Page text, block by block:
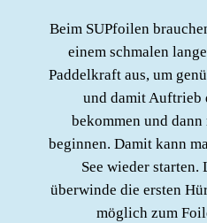
Beim SUPfoilen
einem schmalen
Paddelkraft aus, um
und damit Auftrieb
bekommen und
beginnen. Damit kann
See wieder starten.
überwinde die ersten
möglich zum